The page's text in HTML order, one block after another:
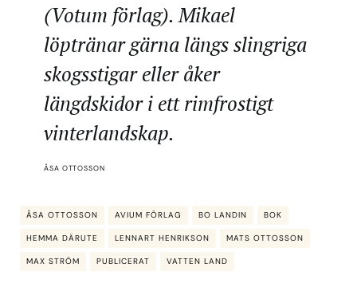
(Votum förlag). Mikael
löptränar gärna längs slingriga
skogsstigar eller åker
längdskidor i ett rimfrostigt
vinterlandskap.
ÅSA OTTOSSON
ÅSA OTTOSSON AVIUM FÖRLAG BO LANDIN BOK
HEMMA DÄRUTE LENNART HENRIKSON MATS OTTOSSON
MAX STRÖM PUBLICERAT VATTEN LAND